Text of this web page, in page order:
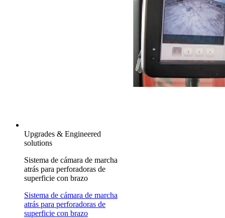
Upgrades & Engineered
solutions
Sistema de cámara de marcha
atrás para perforadoras de
superficie con brazo
Sistema de cámara de marcha
atrás para perforadoras de
superficie con brazo